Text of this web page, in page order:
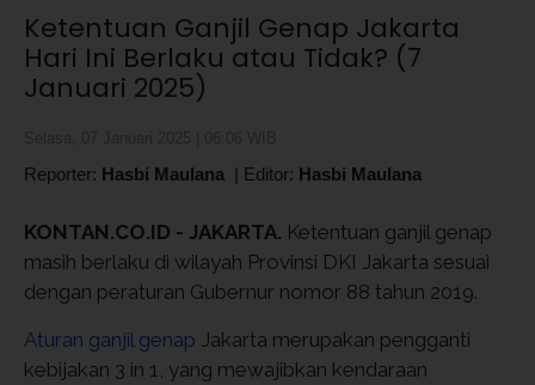
Ketentuan Ganjil Genap Jakarta
Hari Ini Berlaku atau Tidak? (7
Januari 2025)
Reporter: Hasbi Maulana | Editor: Hasbi Maulana
KONTAN.CO.ID - JAKARTA. Ketentuan ganjil genap
masih berlaku di wilayah Provinsi DKI Jakarta sesuai
dengan peraturan Gubernur nomor 88 tahun 2019.
Aturan ganjil genap Jakarta merupakan pengganti
kebijakan 3 in 1, yang mewajibkan kendaraan